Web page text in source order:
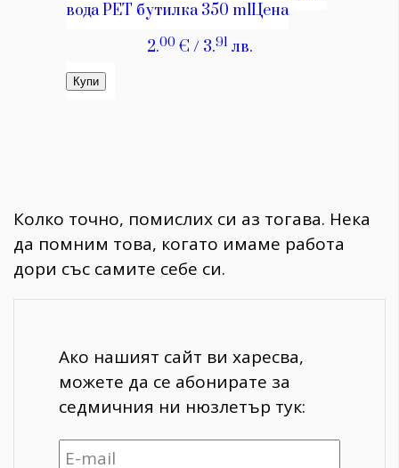
Колко точно, помислих си аз тогава. Нека
да помним това, когато имаме работа
дори със самите себе си.
Ако нашият сайт ви харесва,
можете да се абонирате за
седмичния ни нюзлетър тук: